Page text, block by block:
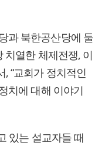
과 북한공산당에 둘
치열한 체제전쟁, 이
“교회가 정치적인
치에 대해 이야기
있는 설교자들 때